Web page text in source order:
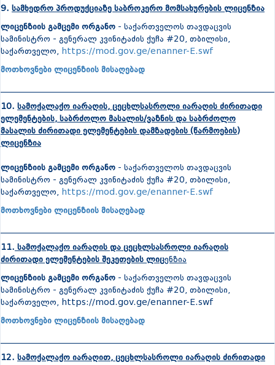
9. სამხედრო პროდუქციაზე საბროკერო მომსახურების ლიცენზია
ლიცენზიის გამცემი ორგანო - საქართველოს თავდაცვის
სამინისტრო - გენერალ კვინიტაძის ქუჩა #20, თბილისი,
საქართველო, https://mod.gov.ge/enanner-E.swf
მოთხოვნები ლიცენზიის მისაღებად
10. სამოქალაქო იარაღის, ცეცხლსასროლი იარაღის ძირითადი
ელემენტების, საბრძოლო მასალის/ვაზნის და საბრძოლო
მასალის ძირითადი ელემენტების დამზადების (წარმოების)
ლიცენზია
ლიცენზიის გამცემი ორგანო - საქართველოს თავდაცვის
სამინისტრო - გენერალ კვინიტაძის ქუჩა #20, თბილისი,
საქართველო, https://mod.gov.ge/enanner-E.swf
მოთხოვნები ლიცენზიის მისაღებად
11. სამოქალაქო იარაღის და ცეცხლსასროლი იარაღის
ძირითადი ელემენტების შეკეთების ლიცენზია
ლიცენზიის გამცემი ორგანო - საქართველოს თავდაცვის
სამინისტრო - გენერალ კვინიტაძის ქუჩა #20, თბილისი,
საქართველო, https://mod.gov.ge/enanner-E.swf
მოთხოვნები ლიცენზიის მისაღებად
12. სამოქალაქო იარაღით, ცეცხლსასროლი იარაღის ძირითადი